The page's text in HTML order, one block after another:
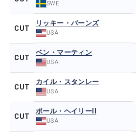
SWE
CUT
リッキー・バーンズ
USA
CUT
ベン・マーティン
USA
CUT
カイル・スタンレー
USA
CUT
ポール・ヘイリーII
USA